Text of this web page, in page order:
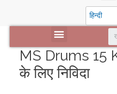
हिन्दी
MS Drums 15
के लिए निविदा